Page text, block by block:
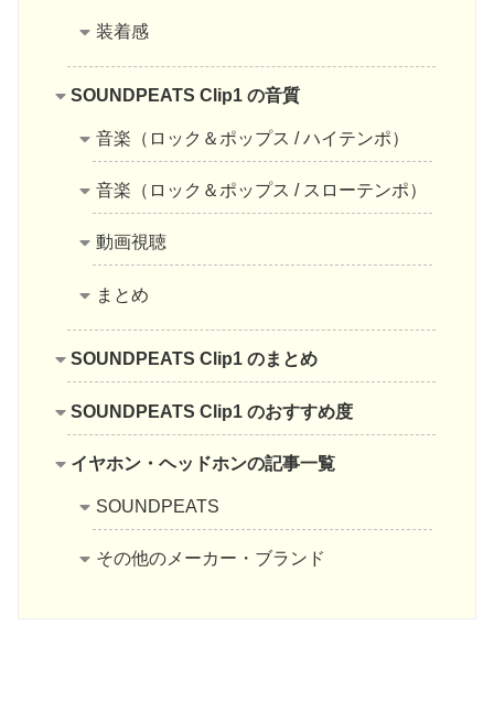
装着感
SOUNDPEATS Clip1 の音質
音楽（ロック＆ポップス / ハイテンポ）
音楽（ロック＆ポップス / スローテンポ）
動画視聴
まとめ
SOUNDPEATS Clip1 のまとめ
SOUNDPEATS Clip1 のおすすめ度
イヤホン・ヘッドホンの記事一覧
SOUNDPEATS
その他のメーカー・ブランド